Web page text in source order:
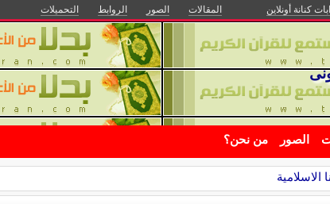
كنانة أونلاين المقالات الصور الروابط التحميلات
الصور من نحن؟
الاسلامية